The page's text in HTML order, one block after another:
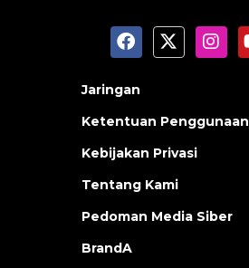
Jaringan
Ketentuan Penggunaan
Kebijakan Privasi
Tentang Kami
Pedoman Media Siber
BrandA